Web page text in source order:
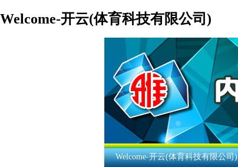
Welcome-开云(体育科技有限公司)
Welcome-开云(体育科技有限公司)